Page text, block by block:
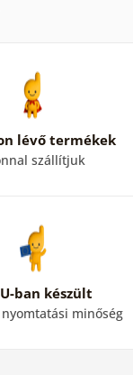
lévő termékek
szállítjuk
ban készült
minőség